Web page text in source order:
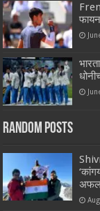
Random Posts